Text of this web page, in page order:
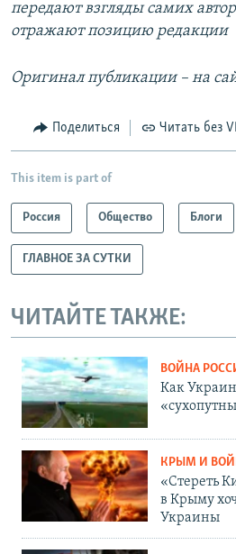
передают взгляды самих
отражают позицию редакции
Оригинал публикации –​ на
Поделиться Читать без
This item is part of
Россия Общество Блоги
ГЛАВНОЕ ЗА СУТКИ
ЧИТАЙТЕ ТАКЖЕ:
ВОЙНА
Как
КРЫМ И
«Стереть
в Крыму
Украины